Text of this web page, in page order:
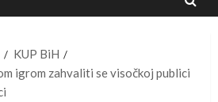
KUP BiH
igrom zahvaliti se visočkoj publici